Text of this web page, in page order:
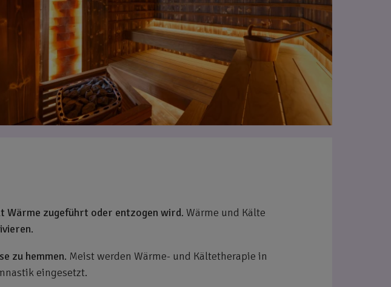
Wärme zugeführt oder entzogen wird. Wärme und Kälte
.
zu hemmen. Meist werden Wärme- und Kältetherapie in
eingesetzt.